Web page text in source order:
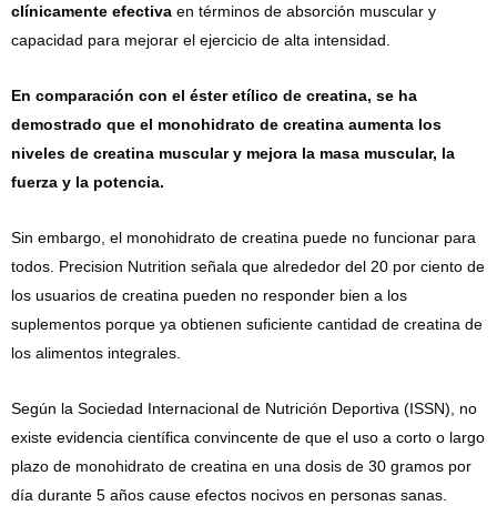
clínicamente efectiva en términos de absorción muscular y
capacidad para mejorar el ejercicio de alta intensidad.
En comparación con el éster etílico de creatina, se ha
demostrado que el monohidrato de creatina aumenta los
niveles de creatina muscular y mejora la masa muscular, la
fuerza y ​​la potencia.
Sin embargo, el monohidrato de creatina puede no funcionar para
todos. Precision Nutrition señala que alrededor del 20 por ciento de
los usuarios de creatina pueden no responder bien a los
suplementos porque ya obtienen suficiente cantidad de creatina de
los alimentos integrales.
Según la Sociedad Internacional de Nutrición Deportiva (ISSN), no
existe evidencia científica convincente de que el uso a corto o largo
plazo de monohidrato de creatina en una dosis de 30 gramos por
día durante 5 años cause efectos nocivos en personas sanas.